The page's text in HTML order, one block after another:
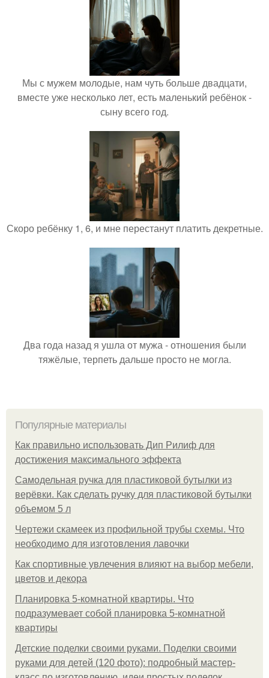
Мы с мужем молодые, нам чуть больше двадцати,
вместе уже несколько лет, есть маленький ребёнок -
сыну всего год.
Скоро ребёнку 1, 6, и мне перестанут платить декретные.
Два года назад я ушла от мужа - отношения были
тяжёлые, терпеть дальше просто не могла.
Популярные материалы
Как правильно использовать Дип Рилиф для
достижения максимального эффекта
Самодельная ручка для пластиковой бутылки из
верёвки. Как сделать ручку для пластиковой бутылки
объемом 5 л
Чертежи скамеек из профильной трубы схемы. Что
необходимо для изготовления лавочки
Как спортивные увлечения влияют на выбор мебели,
цветов и декора
Планировка 5-комнатной квартиры. Что
подразумевает собой планировка 5-комнатной
квартиры
Детские поделки своими руками. Поделки своими
руками для детей (120 фото): подробный мастер-